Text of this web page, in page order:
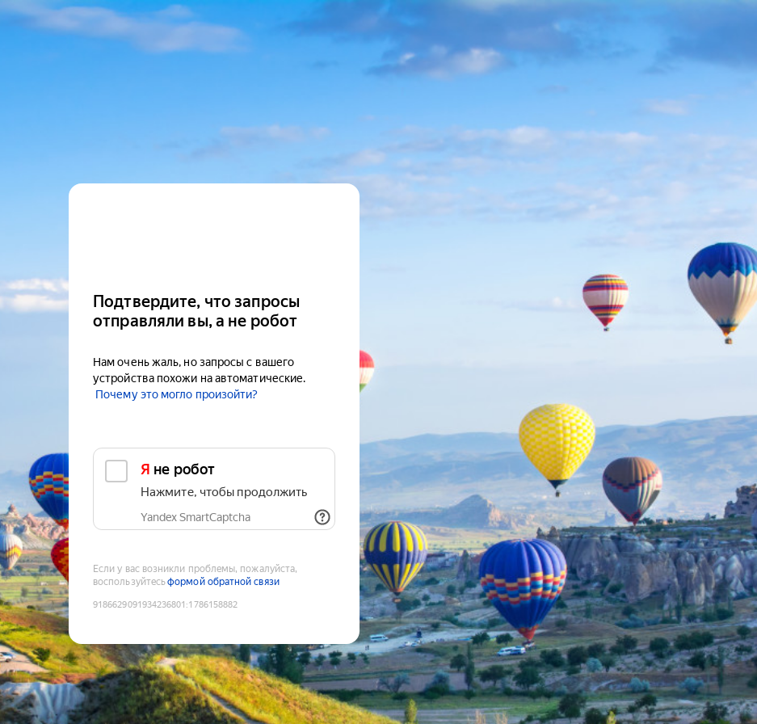
Подтвердите, что запросы
отправляли вы, а не робот
Нам очень жаль, но запросы с вашего
устройства похожи на автоматические.
Почему это могло произойти?
Я не робот
Нажмите, чтобы продолжить
Yandex SmartCaptcha
Если у вас возникли проблемы, пожалуйста,
воспользуйтесьформой обратной связи
9186629091934236801 :1786158882